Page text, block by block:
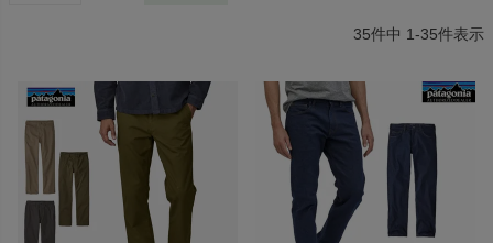
■オーガニックコットン
一般的なコットン栽培には、大量な農薬が使用されていることや深
刻な環境問題の事実を知り、
パタゴニアは1996年、すべてのコットン製品をオーガニックコット
ン100％に切り替えました。
その結果がどうであれ、一般的な栽培法のコットンには決してもど
らないという強い意志のもとでのことでした。
35件中 1-35件表示